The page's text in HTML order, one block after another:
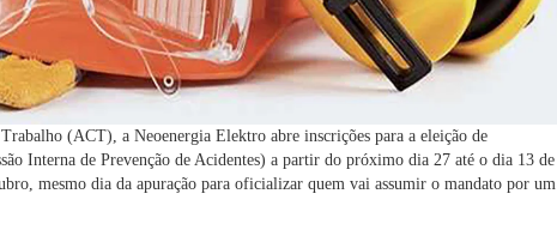
(ACT), a Neoenergia Elektro abre inscrições para a eleição de
Interna de Prevenção de Acidentes) a partir do próximo dia 27 até o dia 13 de
mesmo dia da apuração para oficializar quem vai assumir o mandato por um